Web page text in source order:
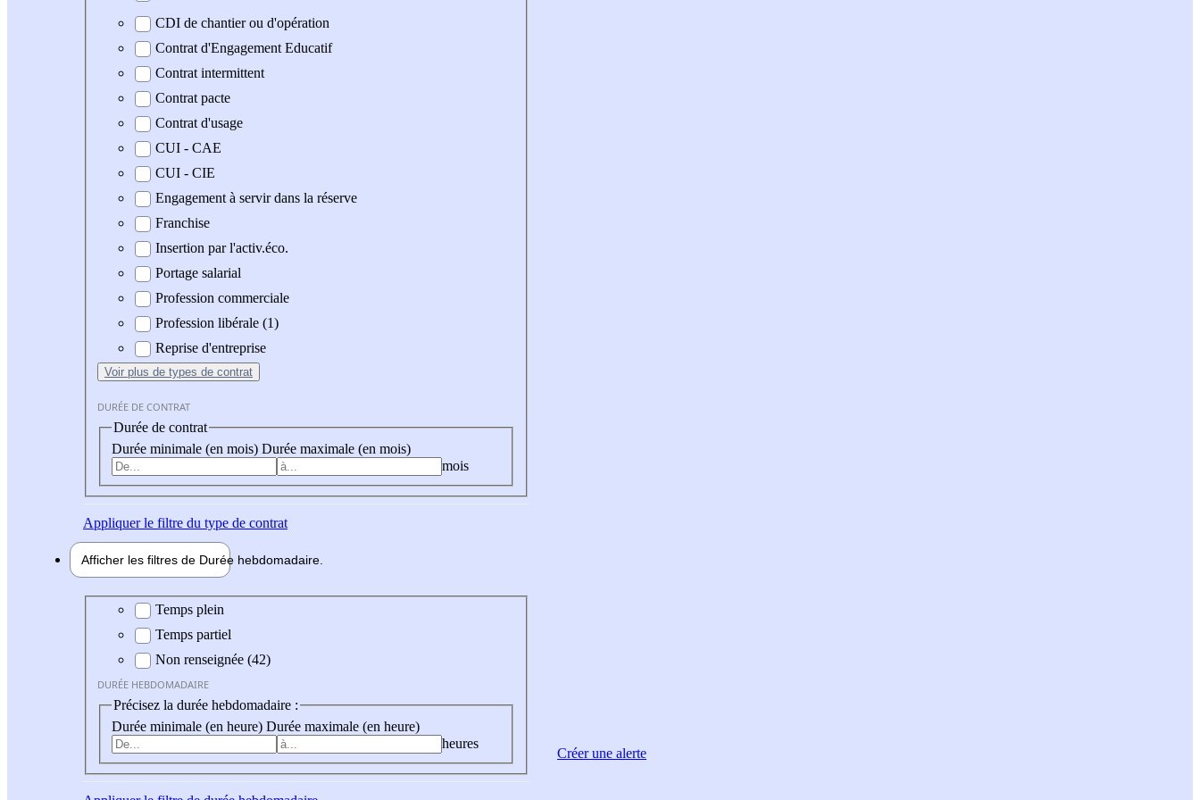
CDI de chantier ou d'opération
Contrat d'Engagement Educatif
Contrat intermittent
Contrat pacte
Contrat d'usage
CUI - CAE
CUI - CIE
Engagement à servir dans la réserve
Franchise
Insertion par l'activ.éco.
Portage salarial
Profession commerciale
Profession libérale (1)
Reprise d'entreprise
Voir plus de types de contrat
DURÉE DE CONTRAT
Durée de contrat
Durée minimale (en mois) Durée maximale (en mois)
mois
Appliquerle filtre du type de contrat
Afficher les filtres de Durée hebdomadaire
Durée hebdomadaire
Temps plein
Temps partiel
Non renseignée (42)
DURÉE HEBDOMADAIRE
Précisez la durée hebdomadaire :
Durée minimale (en heure) Durée maximale (en heure)
heures
Créer une alerte